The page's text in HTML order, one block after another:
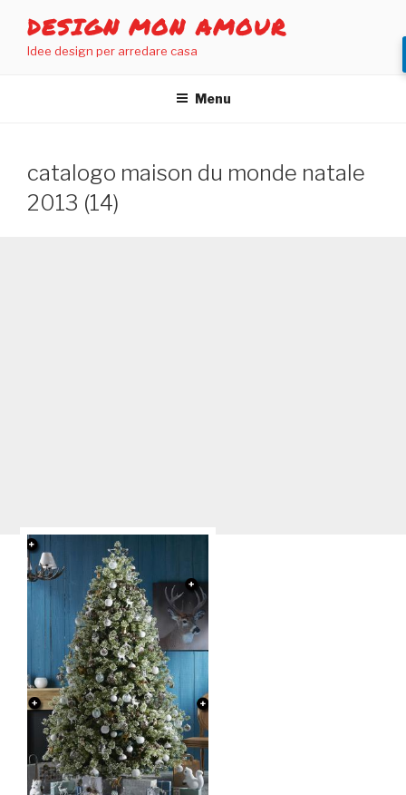
contenuto
DESIGN MON AMOUR
Idee design per arredare casa
Menu
catalogo maison du monde natale
2013 (14)